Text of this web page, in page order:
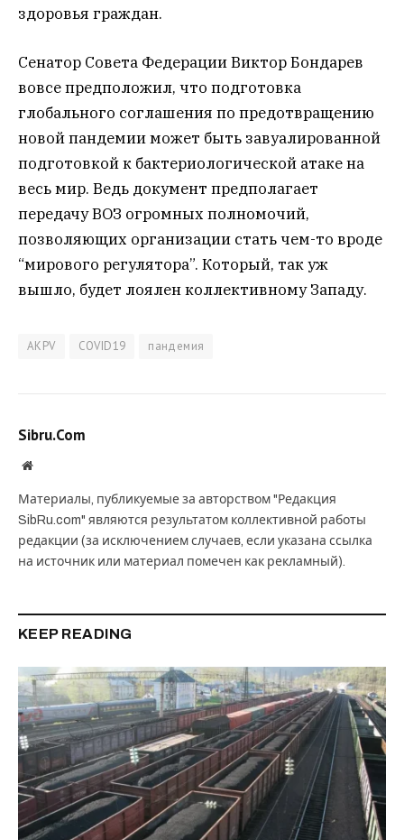
здоровья граждан.
Сенатор Совета Федерации Виктор Бондарев
вовсе предположил, что подготовка
глобального соглашения по предотвращению
новой пандемии может быть завуалированной
подготовкой к бактериологической атаке на
весь мир. Ведь документ предполагает
передачу ВОЗ огромных полномочий,
позволяющих организации стать чем-то вроде
“мирового регулятора”. Который, так уж
вышло, будет лоялен коллективному Западу.
AKPV COVID19 пандемия
Sibru.Com
Website
Материалы, публикуемые за авторством "Редакция
SibRu.com" являются результатом коллективной работы
редакции (за исключением случаев, если указана ссылка
на источник или материал помечен как рекламный).
KEEP READING